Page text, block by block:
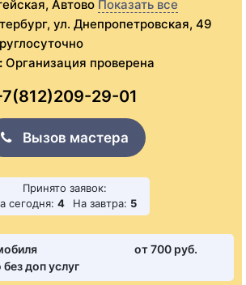
Автово Показать все
ул. Днепропетровская, 49
Организация проверена
29-01
Вызов мастера
Принято заявок:
сегодня: 4 На завтра: 5
доп услуг
от 700 pуб.